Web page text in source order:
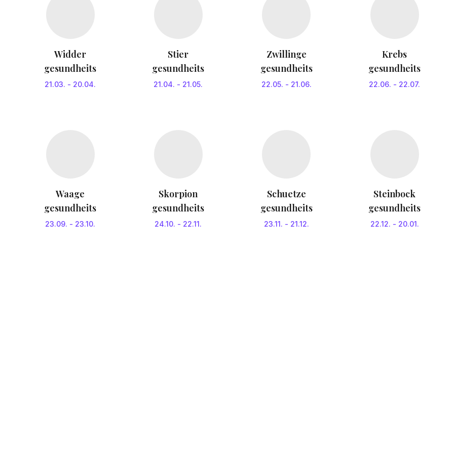
Widder
gesundheits
21.03. - 20.04.
Stier
gesundheits
21.04. - 21.05.
Zwillinge
gesundheits
22.05. - 21.06.
Krebs
gesundheits
22.06. - 22.07.
Waage
gesundheits
23.09. - 23.10.
Skorpion
gesundheits
24.10. - 22.11.
Schuetze
gesundheits
23.11. - 21.12.
Steinbock
gesundheits
22.12. - 20.01.